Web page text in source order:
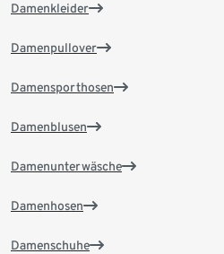
Damenkleider
Damenpullover
Damensporthosen
Damenblusen
Damenunterwäsche
Damenhosen
Damenschuhe